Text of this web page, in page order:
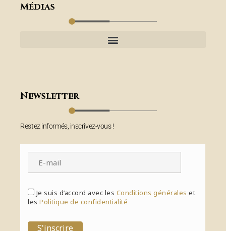
Médias
Newsletter
Restez informés, inscrivez-vous !
Je suis d’accord avec les Conditions générales et
lesPolitique de confidentialité
S'inscrire